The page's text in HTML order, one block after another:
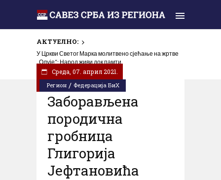
АКТУЕЛНО:
У Цркви Светог Марка молитвено сјећање на жртве
„Олује“: Народ живи док памти
Регион / Федерација БиХ
Cреда, 07. април 2021.
Заборављена
породична
гробница
Глигорија
Јефтановића